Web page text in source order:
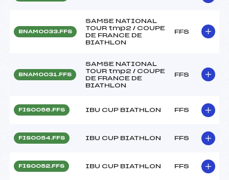
BNAM0033.FFS
SAMSE NATIONAL
TOUR tmp2 / COUPE
DE FRANCE DE
BIATHLON
FFS
BNAM0031.FFS
SAMSE NATIONAL
TOUR tmp2 / COUPE
DE FRANCE DE
BIATHLON
FFS
FIS0056.FFS IBU CUP BIATHLON FFS
FIS0054.FFS IBU CUP BIATHLON FFS
FIS0052.FFS IBU CUP BIATHLON FFS